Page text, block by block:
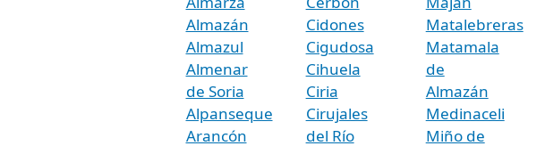
Almazán
Almazul
Almenar
de Soria
Alpanseque
Arancón
Cidones
Cigudosa
Cihuela
Ciria
Cirujales
del Río
Matalebreras
Matamala
de
Almazán
Medinaceli
Miño de